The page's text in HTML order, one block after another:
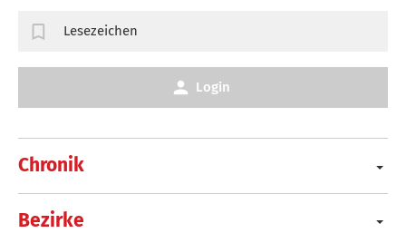
Chronik
Bezirke
Lesezeichen
Login